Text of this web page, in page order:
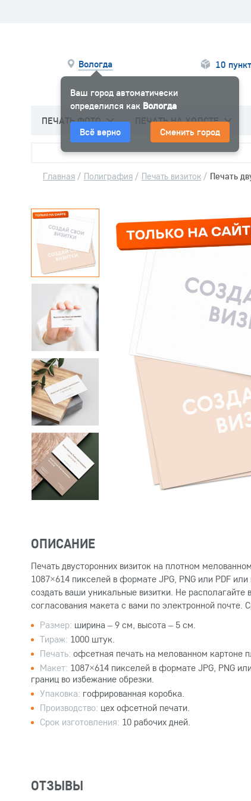
Вологда
Ваш город автоматически
определился как Вологда
Всё верно Сменить город
10
ПЕЧАТЬ ФОТО ПЕЧАТЬ НА ХОЛСТЕ
Главная / Полиграфия / Печать визиток / Печать
ОПИСАНИЕ
Печать двусторонних визиток на плотном
1087×614 пикселей в формате JPG, PNG или PDF
создать ваши уникальные визитки. Не
согласования макета с вами по электронной почте.
Размер: ширина – 9 см, высота – 5 см.
Тираж: 1000 штук.
Печать: офсетная печать на мелованном картоне
Макет: 1087×614 пикселей в формате JPG, PNG
границ во избежание обрезки.
Упаковка: гофрированная коробка.
Производство: цех офсетной печати.
Срок изготовления: 10 рабочих дней.
ОТЗЫВЫ